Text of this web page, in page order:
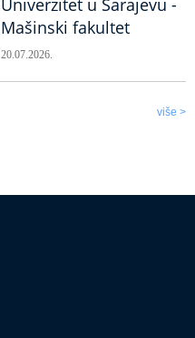
Univerzitet u Sarajevu -
Mašinski fakultet
20.07.2026.
više >